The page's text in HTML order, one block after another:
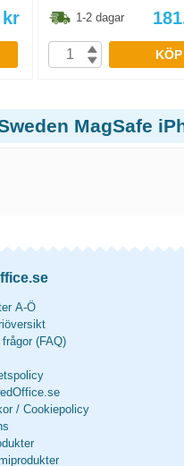
kr 1-2 dagar
KÖP
MagSafe
A-Ö
(FAQ)
/ Cookiepolicy